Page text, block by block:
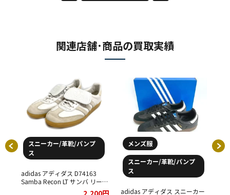
関連店舗･商品の買取実績
スニーカー/革靴/パンプ
ス
adidas アディダス D74163
Samba Recon LT サンバ リーコ
ン スニーカー をお買取りさせ
2,200円
メンズ服
スニーカー/革靴/パンプ
ス
adidas アディダス スニーカー